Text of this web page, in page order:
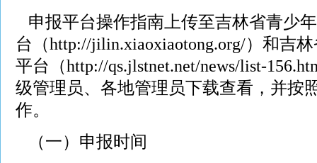
申报平台操作指南上传至吉林省青少
台（http://jilin.xiaoxiaotong.org/）和吉
平台（http://qs.jlstnet.net/news/list-
级管理员、各地管理员下载查看，并按
作。
（一）申报时间